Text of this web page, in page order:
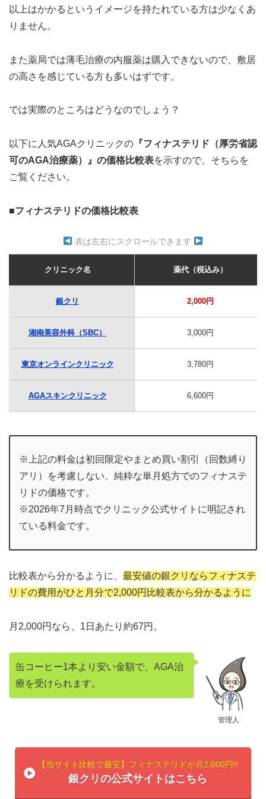
以上はかかるというイメージを持たれている方は少なくあ
りません。
また薬局では薄毛治療の内服薬は購入できないので、敷居
の高さを感じている方も多いはずです。
では実際のところはどうなのでしょう？
以下に人気AGAクリニックの 『フィナステリド（厚労省認
可のAGA治療薬）』の価格比較表を示すので、そちらを
ご覧ください。
■フィナステリドの価格比較表
表は左右にスクロールできます
クリニック名 薬代（税込み）
銀クリ 2,000円
湘南美容外科（SBC） 3,000円
東京オンラインクリニック 3,780円
AGAスキンクリニック 6,600円
※上記の料金は初回限定やまとめ買い割引（回数縛り
アリ）を考慮しない、純粋な単月処方でのフィナステ
リドの価格です。
※2026年7月時点でクリニック公式サイトに明記され
ている料金です。
比較表から分かるように、 最安値の銀クリならフィナステ
リドの費用がひと月分で2,000円比較表から分かるように
月2,000円なら、1日あたり約67円。
管理人
缶コーヒー1本より安い金額で、AGA治
療を受けられます。
【当サイト比較で最安】フィナステリドが月2,000円!!
銀クリの公式サイトはこちら